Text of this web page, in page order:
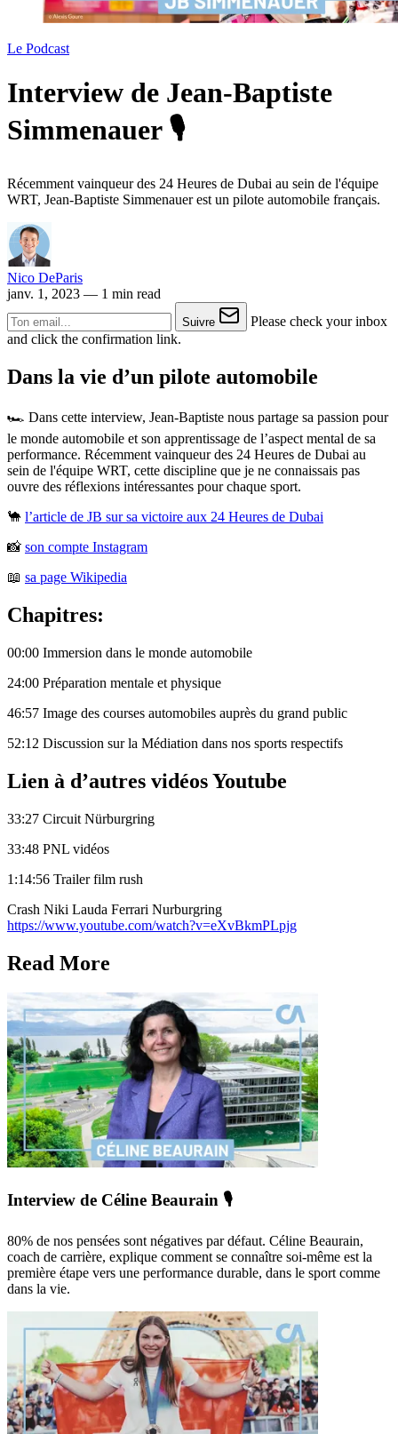
Le Podcast
Interview de Jean-Baptiste
Simmenauer 🎙️
Récemment vainqueur des 24 Heures de Dubai au sein de l'équipe
WRT, Jean-Baptiste Simmenauer est un pilote automobile français.
Nico DeParis
janv. 1, 2023 — 1 min read
Suivre
Please check your inbox
and click the confirmation link.
Dans la vie d’un pilote automobile
🏎️ Dans cette interview, Jean-Baptiste nous partage sa passion pour
le monde automobile et son apprentissage de l’aspect mental de sa
performance. Récemment vainqueur des 24 Heures de Dubai au
sein de l'équipe WRT, cette discipline que je ne connaissais pas
ouvre des réflexions intéressantes pour chaque sport.
🐪 l’article de JB sur sa victoire aux 24 Heures de Dubai
📸 son compte Instagram
📖 sa page Wikipedia
Chapitres:
00:00 Immersion dans le monde automobile
24:00 Préparation mentale et physique
46:57 Image des courses automobiles auprès du grand public
52:12 Discussion sur la Médiation dans nos sports respectifs
Lien à d’autres vidéos Youtube
33:27 Circuit Nürburgring
33:48 PNL vidéos
1:14:56 Trailer film rush
Crash Niki Lauda Ferrari Nurburgring
https://www.youtube.com/watch?v=eXvBkmPLpjg
Read More
Interview de Céline Beaurain 🎙️
80% de nos pensées sont négatives par défaut. Céline Beaurain,
coach de carrière, explique comment se connaître soi-même est la
première étape vers une performance durable, dans le sport comme
dans la vie.